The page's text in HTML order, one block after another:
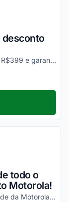
desconto
Realize seu pré-registro no site por apenas R$399 e garanta esse desconto imperdível na sua compra!
todo o
Motorola!
Já conhece o Moto Razr 40? Essa é novidade da Motorola, um celular impecável, com um desempenho incrível e que ainda dobra! Não perca a chance de garantir o seu e aproveite os desc...